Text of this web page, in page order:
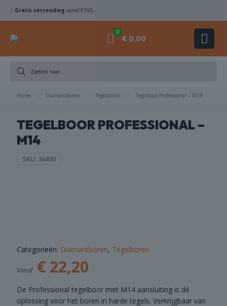
Gratis verzending vanaf €100,-
0
€ 0,00
Home Diamantboren Tegelboren Tegelboor Professional – M14
TEGELBOOR PROFESSIONAL –
M14
SKU: 16400
Categorieën: Diamantboren, Tegelboren
Vanaf € 22,20
De Professional tegelboor met M14 aansluiting is dé
oplossing voor het boren in harde tegels. Verkrijgbaar van
ZAAGBLADEN
KOMSCHIJVEN
& BEITELS
DEALS